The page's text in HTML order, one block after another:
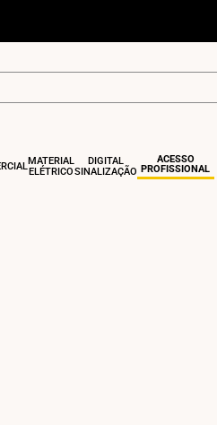
MATERIAL
ELÉTRICO
DIGITAL
SINALIZAÇÃO
ACESSO
PROFISSIONAL